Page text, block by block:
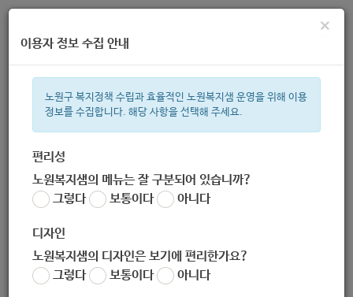
주간 인기검색어
한눈으로 보는 복지 정보
×
이용자 정보 수집 안내
노원구 복지정책 수립과 효율적인 노원복지샘 운영을 위해 이용
정보를 수집합니다. 해당 사항을 선택해 주세요.
편리성
노원복지샘의 메뉴는 잘 구분되어 있습니까?
그렇다
보통이다 아니다
디자인
노원복지샘의 디자인은 보기에 편리한가요?
그렇다
보통이다 아니다
[KT&G복지재단] 2021년 1월 상상펀드의료비지원사업 신청 안